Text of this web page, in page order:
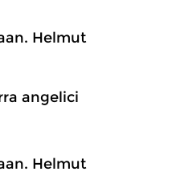
Helmut
angelici
Helmut